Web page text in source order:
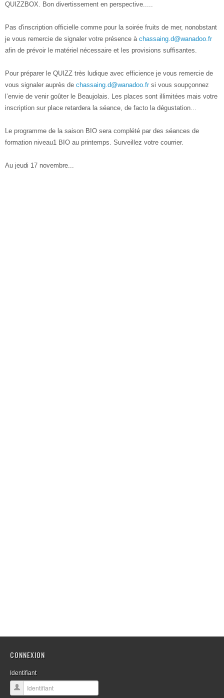
QUIZZBOX. Bon divertissement en perspective.....
Pas d'inscription officielle comme pour la soirée fruits de mer, nonobstant
je vous remercie de signaler votre présence à chassaing.d@wanadoo.fr
afin de prévoir le matériel nécessaire et les provisions suffisantes.
Pour préparer le QUIZZ très ludique avec efficience je vous remercie de
vous signaler auprès de chassaing.d@wanadoo.frsi vous soupçonnez
l’envie de venir goûter le Beaujolais. Les places sont illimitées mais votre
inscription sur place retardera la séance, de facto la dégustation...
Le programme de la saison BIO sera complété par des séances de
formation niveau1 BIO au printemps. Surveillez votre courrier.
Au jeudi 17 novembre...
CONNEXION
Identifiant